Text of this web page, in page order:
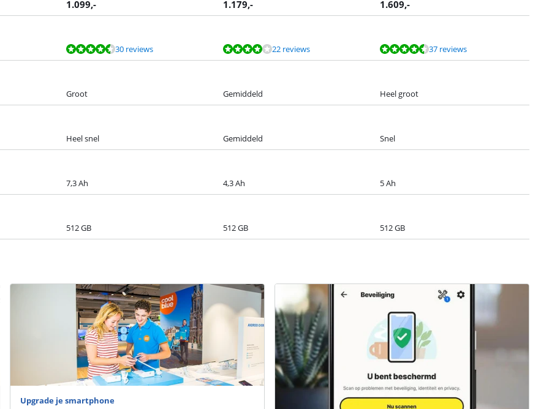
1.099,- 1.179,- 1.609,-
30 reviews 22 reviews 37 reviews
Groot Gemiddeld Heel groot
Heel snel Gemiddeld Snel
7,3 Ah 4,3 Ah 5 Ah
512 GB 512 GB 512 GB
Upgrade je smartphone